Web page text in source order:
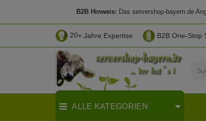
B2B Hinweis: Das servershop-bayern.de
20+ Jahre Expertise B2B One-Stop
ALLE KATEGORIEN